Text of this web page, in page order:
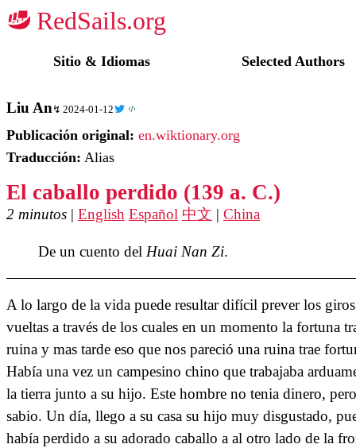
Sitio & Idiomas Selected Authors
Liu An 2024-01-12
Publicación original: en.wiktionary.org
Traducción: Alias
El caballo perdido (139 a. C.)
2 minutos | English Español 中文 | China
De un cuento del Huai Nan Zi.
A lo largo de la vida puede resultar difícil prever los
vueltas a través de los cuales en un momento la fortuna
ruina y mas tarde eso que nos pareció una ruina trae
Había una vez un campesino chino que trabajaba
la tierra junto a su hijo. Este hombre no tenia dinero,
sabio. Un día, llego a su casa su hijo muy disgustado,
había perdido a su adorado caballo a al otro lado de la